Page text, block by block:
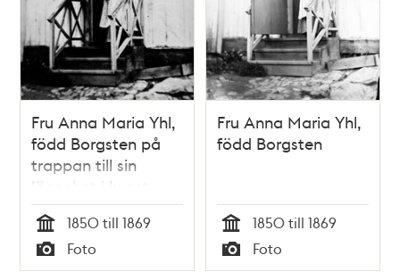
Fru Anna Maria Yhl,
född Borgsten på
trappan till sin
lägenhet i huset
Riddargatan 32
Tid
1850 till 1869
Typ
Foto
Fru Anna Maria Yhl,
född Borgsten
Tid
1850 till 1869
Typ
Foto